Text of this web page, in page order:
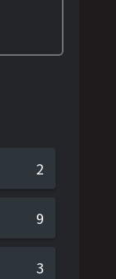
2
9
3